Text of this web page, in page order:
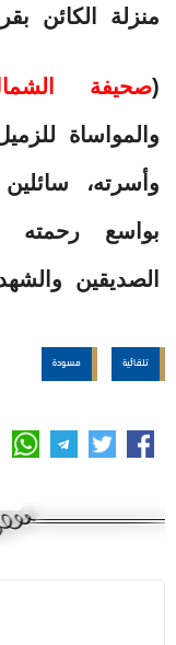
منزلة الكائن
(صحيفة
والمواساة
وأسرته،
بواسع رحمته
الصديقين
تلقائية مسودة